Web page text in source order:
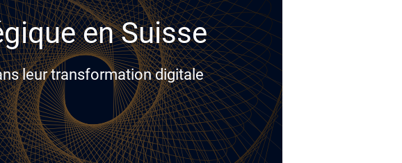
en Suisse
leur transformation digitale